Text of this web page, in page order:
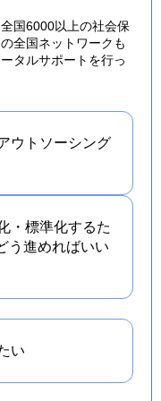
国6000以上の社会保
全国ネットワークも
タルサポートを行っ
ウトソーシング
・標準化するた
う進めればいい
い